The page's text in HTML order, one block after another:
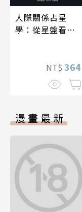
人際關係占星
學：從星盤看見
NT$ 364
漫畫最新